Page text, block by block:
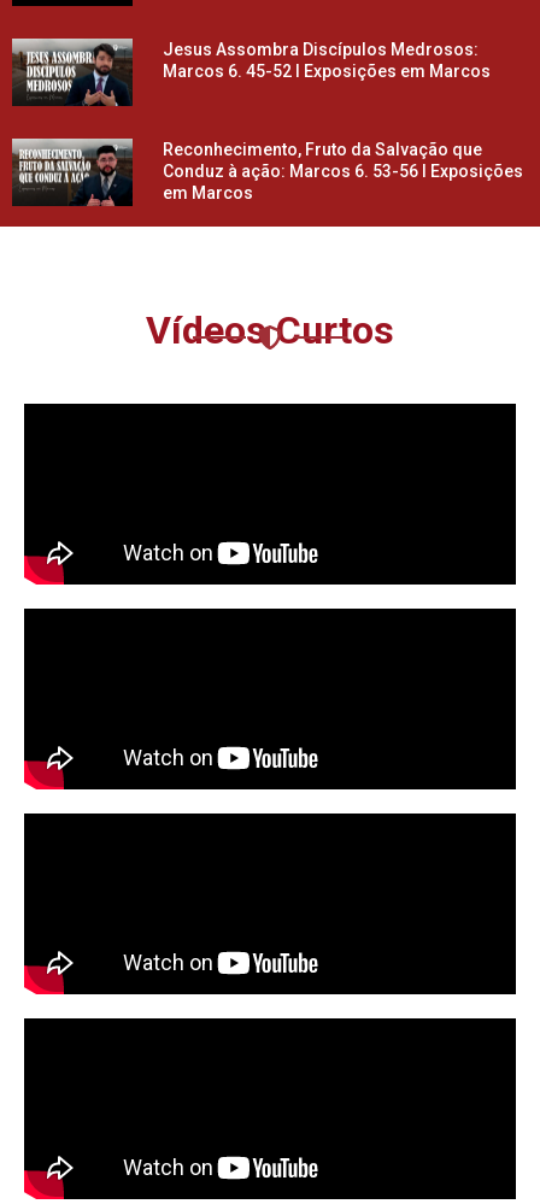
Jesus Assombra Discípulos Medrosos:
Marcos 6. 45-52 l Exposições em Marcos
Reconhecimento, Fruto da Salvação que
Conduz à ação: Marcos 6. 53-56 l Exposições
em Marcos
Vídeos Curtos